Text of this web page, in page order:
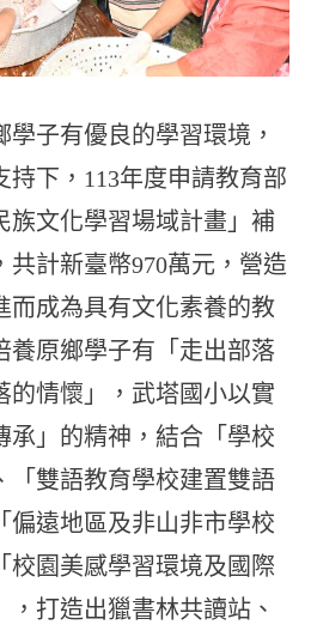
子有優良的學習環境，
持下，113年度申請教育部
族文化學習場域計畫」補
共計新臺幣970萬元，營造
而成為具有文化素養的教
養原鄉學子有「走出部落
的情懷」，武塔國小以實
承」的精神，結合「學校
「雙語教育學校建置雙語
偏遠地區及非山非市學校
校園美感學習環境及國際
打造出獵書林共讀站、